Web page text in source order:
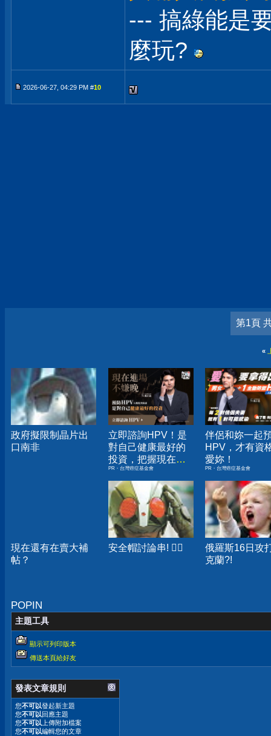
--- 搞綠能是
麼玩?
2026-06-27, 04:29 PM #10
第1頁
«
政府擬限制晶片出
口南非
立即諮詢HPV！是
對自己健康最好的
投資，把握現在不
嫌晚！
PR・台灣癌症基金會
伴侶和妳一起
HPV，才有資
愛妳！
PR・台灣癌症基金會
現在還有在賣大補
帖？
安全帽討論串! ‍
俄羅斯16日攻
克蘭?!
POPIN
主題工具
顯示可列印版本
傳送本頁給好友
發表文章規則
您不可以發起新主題
您不可以 回應主題
您不可以 上傳附加檔案
您不可以編輯您的文章